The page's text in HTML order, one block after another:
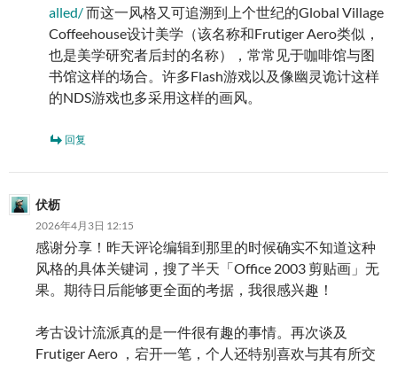
alled/而这一风格又可追溯到上个世纪的Global Village
Coffeehouse设计美学（该名称和Frutiger Aero类似，
也是美学研究者后封的名称），常常见于咖啡馆与图
书馆这样的场合。许多Flash游戏以及像幽灵诡计这样
的NDS游戏也多采用这样的画风。
回复
伏枥
2026年4月3日 12:15
感谢分享！昨天评论编辑到那里的时候确实不知道这种
风格的具体关键词，搜了半天「Office 2003 剪贴画」无
果。期待日后能够更全面的考据，我很感兴趣！
考古设计流派真的是一件很有趣的事情。再次谈及
Frutiger Aero ，宕开一笔，个人还特别喜欢与其有所交